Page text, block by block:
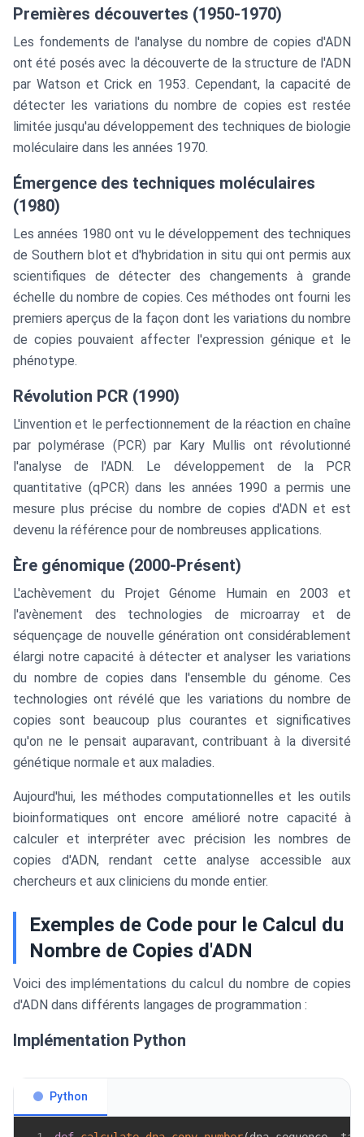
Premières découvertes (1950-1970)
Les fondements de l'analyse du nombre de copies d'ADN
ont été posés avec la découverte de la structure de l'ADN
par Watson et Crick en 1953. Cependant, la capacité de
détecter les variations du nombre de copies est restée
limitée jusqu'au développement des techniques de biologie
moléculaire dans les années 1970.
Émergence des techniques moléculaires
(1980)
Les années 1980 ont vu le développement des techniques
de Southern blot et d'hybridation in situ qui ont permis aux
scientifiques de détecter des changements à grande
échelle du nombre de copies. Ces méthodes ont fourni les
premiers aperçus de la façon dont les variations du nombre
de copies pouvaient affecter l'expression génique et le
phénotype.
Révolution PCR (1990)
L'invention et le perfectionnement de la réaction en chaîne
par polymérase (PCR) par Kary Mullis ont révolutionné
l'analyse de l'ADN. Le développement de la PCR
quantitative (qPCR) dans les années 1990 a permis une
mesure plus précise du nombre de copies d'ADN et est
devenu la référence pour de nombreuses applications.
Ère génomique (2000-Présent)
L'achèvement du Projet Génome Humain en 2003 et
l'avènement des technologies de microarray et de
séquençage de nouvelle génération ont considérablement
élargi notre capacité à détecter et analyser les variations
du nombre de copies dans l'ensemble du génome. Ces
technologies ont révélé que les variations du nombre de
copies sont beaucoup plus courantes et significatives
qu'on ne le pensait auparavant, contribuant à la diversité
génétique normale et aux maladies.
Aujourd'hui, les méthodes computationnelles et les outils
bioinformatiques ont encore amélioré notre capacité à
calculer et interpréter avec précision les nombres de
copies d'ADN, rendant cette analyse accessible aux
chercheurs et aux cliniciens du monde entier.
Exemples de Code pour le Calcul du
Nombre de Copies d'ADN
Voici des implémentations du calcul du nombre de copies
d'ADN dans différents langages de programmation :
Implémentation Python
Python